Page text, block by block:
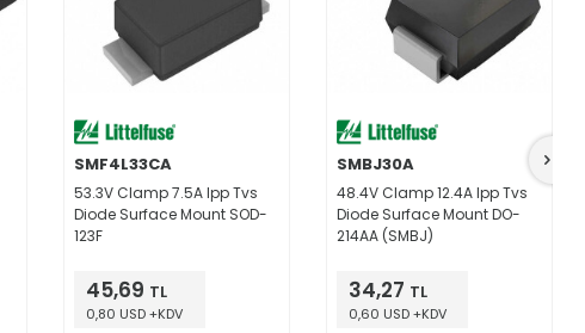
SMF4L33CA
53.3V Clamp 7.5A Ipp Tvs
Diode Surface Mount SOD-
123F
45,69 TL
0,80 USD +KDV
SMBJ30A
48.4V Clamp 12.4A Ipp Tvs
Diode Surface Mount DO-
214AA (SMBJ)
34,27 TL
0,60 USD +KDV